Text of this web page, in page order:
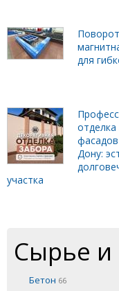
для
Дону:
участка
Сырье и
Бетон 66